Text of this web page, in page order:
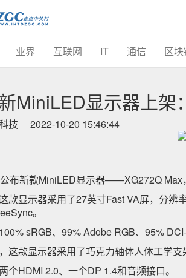
(current)
业界 互联网 IT 通信 区
MiniLED显示器上
技 2022-10-20 15:46:44
布新款MiniLED显示器——XG272Q Max
款显示器采用了27英寸Fast VA屏，分
。
sRGB、99% Adobe RGB、95%
这款显示器采用了巧克力轴体人体工学
个HDMI 2.0、一个DP 1.4和音频接口。